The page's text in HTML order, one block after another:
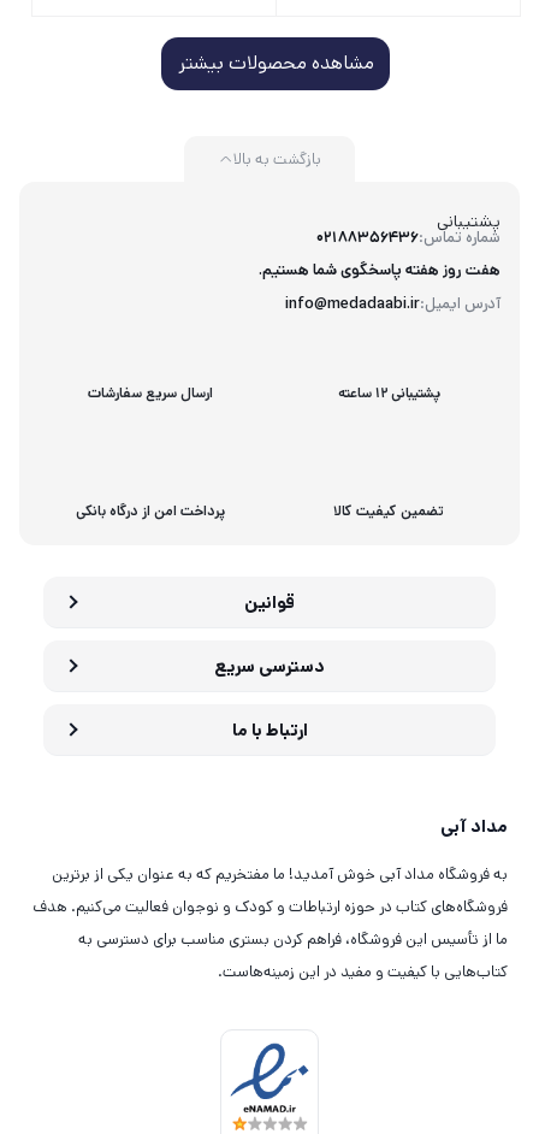
مشاهده محصولات بیشتر
پشتیبانی
شماره تماس:02188356436
آدرس ایمیل:info@medadaabi.ir
هفت روز هفته پاسخگوی شما هستیم.
بازگشت به بالا
پشتیبانی 12 ساعته ارسال سریع سفارشات
تضمین کیفیت کالا پرداخت امن از درگاه بانکی
قوانین
دسترسی سریع
ارتباط با ما
مداد آبی
به فروشگاه مداد آبی خوش آمدید! ما مفتخریم که به عنوان یکی از برترین
فروشگاه‌های کتاب در حوزه ارتباطات و کودک و نوجوان فعالیت می‌کنیم. هدف
ما از تأسیس این فروشگاه، فراهم کردن بستری مناسب برای دسترسی به
کتاب‌هایی با کیفیت و مفید در این زمینه‌هاست.